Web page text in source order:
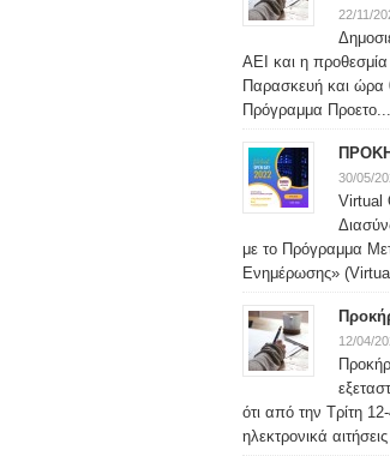
22/11/
ΑΕΙ και η προθεσμία
Παρασκευή και ώρα
Πρόγραμμα Προετο...
30/05/
Virtual
με το Πρόγραμμα
Ενημέρωσης»
12/04/
ότι από την Τρίτη
ηλεκτρονικά